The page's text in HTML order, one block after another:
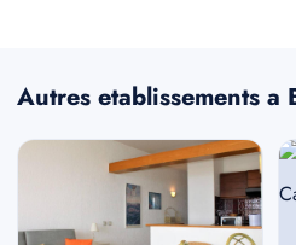
Autres etablissements a